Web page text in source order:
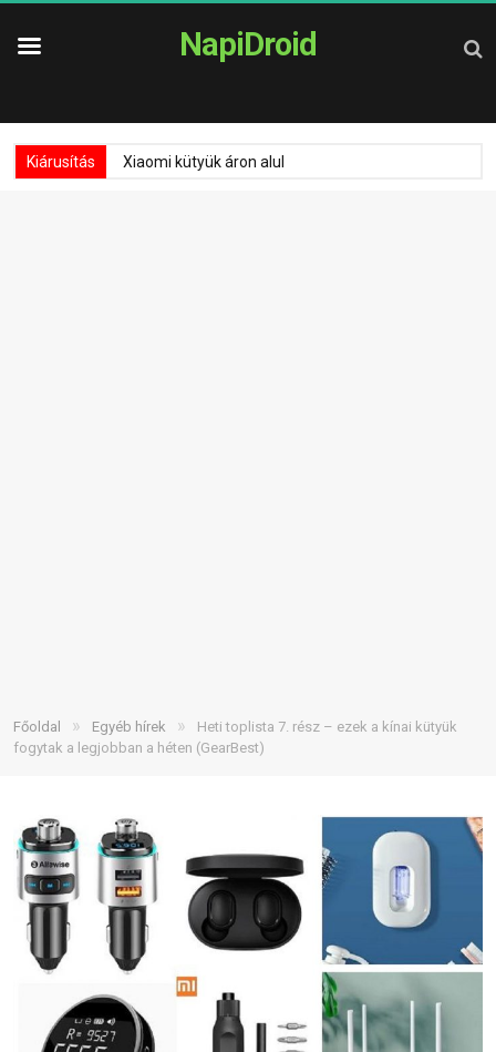
NapiDroid
Kiárusítás Xiaomi kütyük áron alul
Főoldal » Egyéb hírek »
Heti toplista 7. rész – ezek a kínai kütyük
fogytak a legjobban a héten (GearBest)